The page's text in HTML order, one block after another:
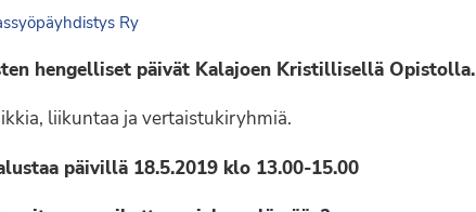
Ry
hengelliset päivät Kalajoen Kristillisellä Opistolla.
liikuntaa ja vertaistukiryhmiä.
päivillä 18.5.2019 klo 13.00-15.00